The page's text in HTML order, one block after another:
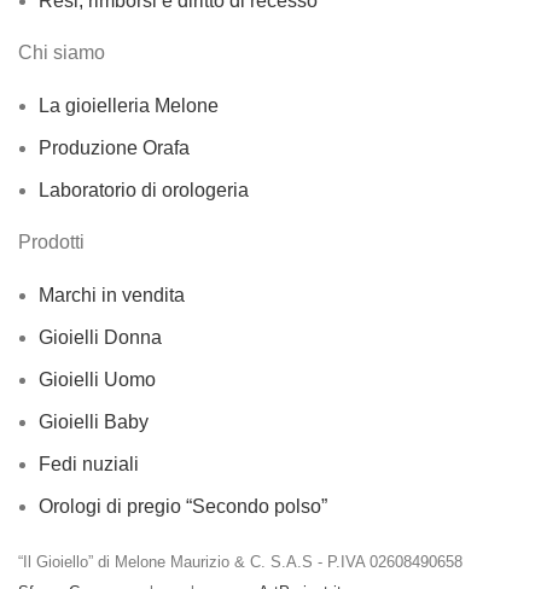
Chi siamo
La gioielleria Melone
Produzione Orafa
Laboratorio di orologeria
Prodotti
Marchi in vendita
Gioielli Donna
Gioielli Uomo
Gioielli Baby
Fedi nuziali
Orologi di pregio “Secondo polso”
“Il Gioiello” di Melone Maurizio & C. S.A.S - P.IVA 02608490658